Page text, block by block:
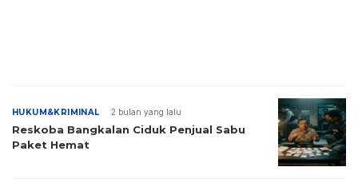
HUKUM&KRIMINAL 2 bulan yang lalu
Reskoba Bangkalan Ciduk Penjual Sabu
Paket Hemat